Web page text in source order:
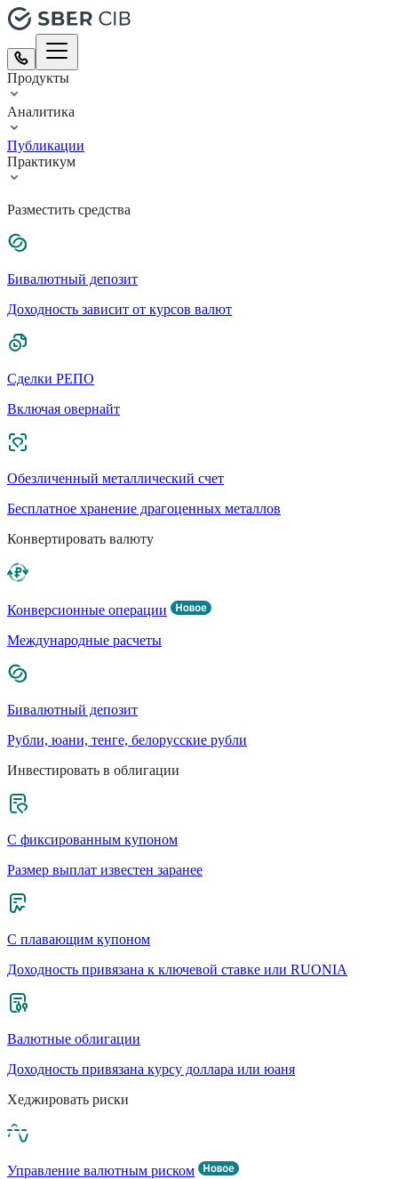
Продукты
Аналитика
Публикации
Практикум
Разместить средства
Бивалютный депозит
Доходность зависит от курсов валют
Сделки РЕПО
Включая овернайт
Обезличенный металлический счет
Бесплатное хранение драгоценных металлов
Конвертировать валюту
Конверсионные операции
Международные расчеты
Бивалютный депозит
Рубли, юани, тенге, белорусские рубли
Инвестировать в облигации
С фиксированным купоном
Размер выплат известен заранее
С плавающим купоном
Доходность привязана к ключевой ставке или RUONIA
Валютные облигации
Доходность привязана курсу доллара или юаня
Хеджировать риски
Управление валютным риском